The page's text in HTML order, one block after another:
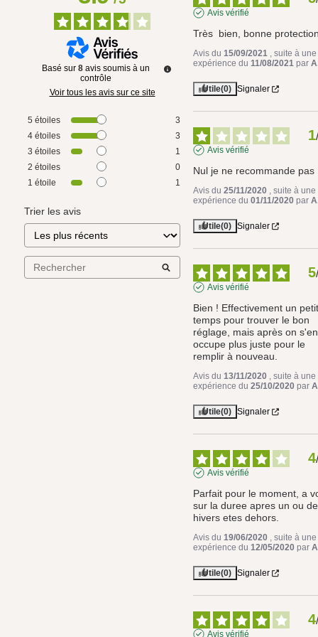
Basé sur 8 avis soumis à un
contrôle
Voir tous les avis sur ce site
5 étoiles
3
4 étoiles
3
3 étoiles
1
2 étoiles
0
1 étoile 1
Trier les avis
Avis vérifié
Très  bien, bonne
Avis du15/09/2021 , suite à une
expérience du11/08/2021 par
Utile(0) Signaler
1
Avis vérifié
Nul je ne recommande pas
Avis du25/11/2020 , suite à une
expérience du01/11/2020 par
Utile(0) Signaler
5
Avis vérifié
Bien ! Effectivement un
temps pour trouver le bon
réglage, mais après on s'en
occupe plus juste pour le
remplir à nouveau.
Avis du13/11/2020 , suite à une
expérience du25/10/2020 par
Utile(0) Signaler
4
Avis vérifié
Parfait pour le moment, a
sur la duree apres un ou
hivers etes dehors.
Avis du19/06/2020 , suite à une
expérience du12/05/2020 par
Utile(0) Signaler
4
Avis vérifié